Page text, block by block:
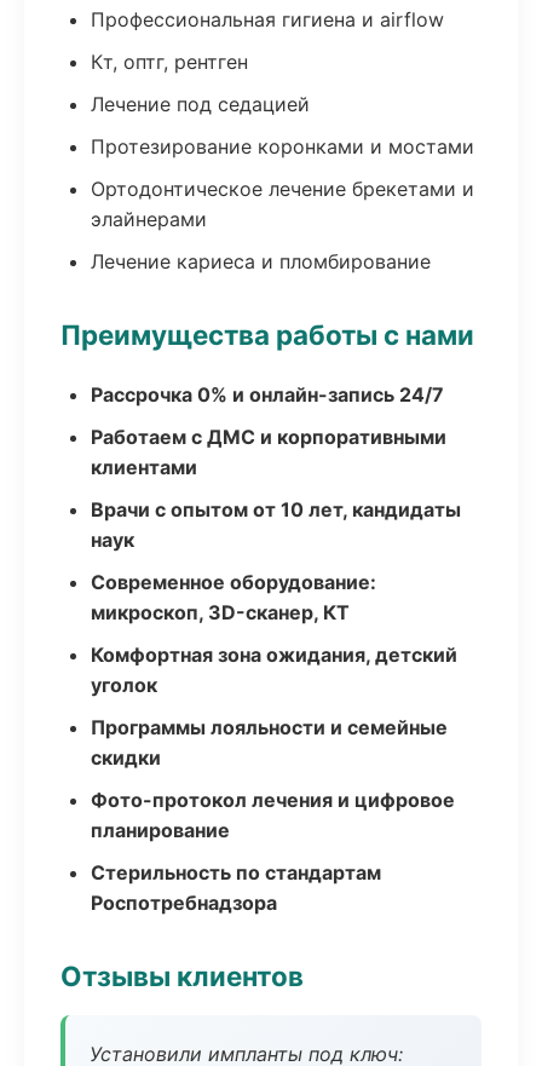
Профессиональная гигиена и airflow
Кт, оптг, рентген
Лечение под седацией
Протезирование коронками и мостами
Ортодонтическое лечение брекетами и
элайнерами
Лечение кариеса и пломбирование
Преимущества работы с нами
Рассрочка 0% и онлайн-запись 24/7
Работаем с ДМС и корпоративными
клиентами
Врачи с опытом от 10 лет, кандидаты
наук
Современное оборудование:
микроскоп, 3D-сканер, КТ
Комфортная зона ожидания, детский
уголок
Программы лояльности и семейные
скидки
Фото-протокол лечения и цифровое
планирование
Стерильность по стандартам
Роспотребнадзора
Отзывы клиентов
Установили импланты под ключ: